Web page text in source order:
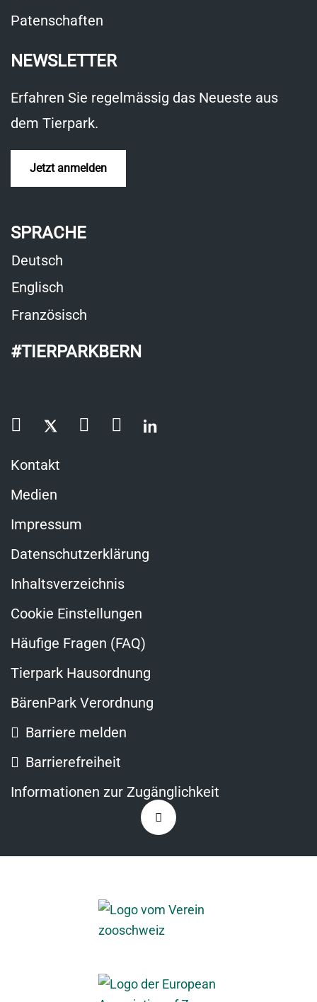
Patenschaften
NEWSLETTER
Erfahren Sie regelmässig das Neueste aus
dem Tierpark.
Jetzt anmelden
SPRACHE
Deutsch
Englisch
Französisch
#TIERPARKBERN
Kontakt
Medien
Impressum
Datenschutzerklärung
Inhaltsverzeichnis
Cookie Einstellungen
Häufige Fragen (FAQ)
Tierpark Hausordnung
BärenPark Verordnung
Barriere melden
Barrierefreiheit
Informationen zur Zugänglichkeit
Zurück